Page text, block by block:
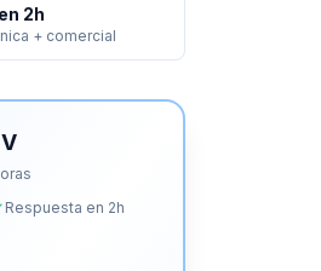
2h
+ comercial
Respuesta en 2h